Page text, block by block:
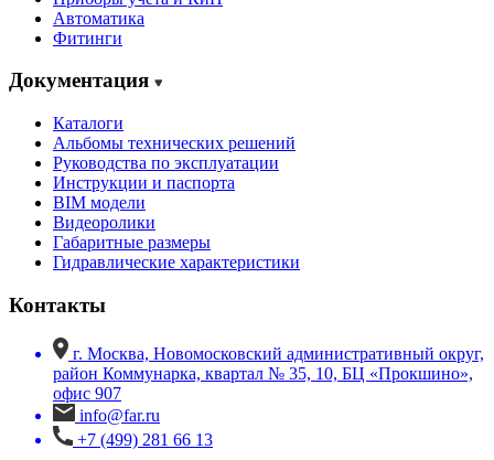
Автоматика
Фитинги
Документация
Каталоги
Альбомы технических решений
Руководства по эксплуатации
Инструкции и паспорта
BIM модели
Видеоролики
Габаритные размеры
Гидравлические характеристики
Контакты
г. Москва, Новомосковский административный округ,
район Коммунарка, квартал № 35, 10, БЦ «Прокшино»,
офис 907
info@far.ru
+7 (499) 281 66 13